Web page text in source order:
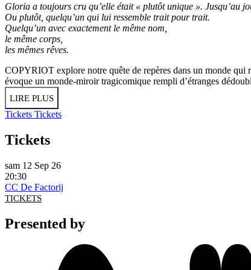
Gloria a toujours cru qu’elle était « plutôt unique ». Jusqu’au
Ou plutôt, quelqu’un qui lui ressemble trait pour trait.
Quelqu’un avec exactement le même nom,
le même corps,
les mêmes rêves.
COPYRIOT explore notre quête de repères dans un monde
évoque un monde-miroir tragicomique rempli d’étranges
LIRE PLUS
Tickets Tickets
Tickets
sam 12 Sep 26
20:30
CC De Factorij
TICKETS
Presented by